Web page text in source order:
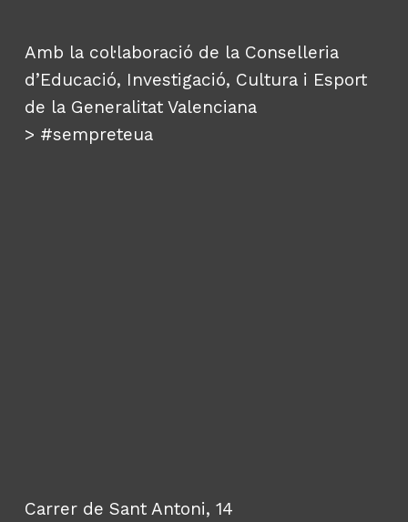
Amb la col·laboració de la Conselleria
d’Educació, Investigació, Cultura i Esport
de la Generalitat Valenciana
> #sempreteua
Carrer de Sant Antoni, 14